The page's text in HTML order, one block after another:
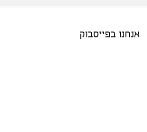
אנחנו בפייסבוק